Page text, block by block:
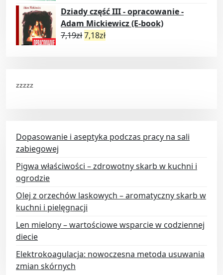
Dziady część III - opracowanie -
Adam Mickiewicz (E-book)
7,19zł7,18zł
zzzzz
Dopasowanie i aseptyka podczas pracy na sali
zabiegowej
Pigwa właściwości – zdrowotny skarb w kuchni i
ogrodzie
Olej z orzechów laskowych – aromatyczny skarb w
kuchni i pielęgnacji
Len mielony – wartościowe wsparcie w codziennej
diecie
Elektrokoagulacja: nowoczesna metoda usuwania
zmian skórnych